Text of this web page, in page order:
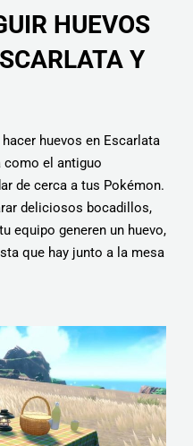
HUEVOS
Y
huevos en Escarlata
como el antiguo
de cerca a tus Pokémon.
deliciosos bocadillos,
equipo generen un huevo,
que hay junto a la mesa